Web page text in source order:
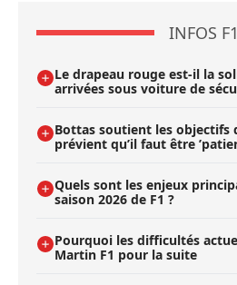
INFOS F1
Le drapeau rouge est-il la
arrivées sous voiture de
Bottas soutient les objectifs
prévient qu’il faut être
Quels sont les enjeux
saison 2026 de F1 ?
Pourquoi les difficultés
Martin F1 pour la suite